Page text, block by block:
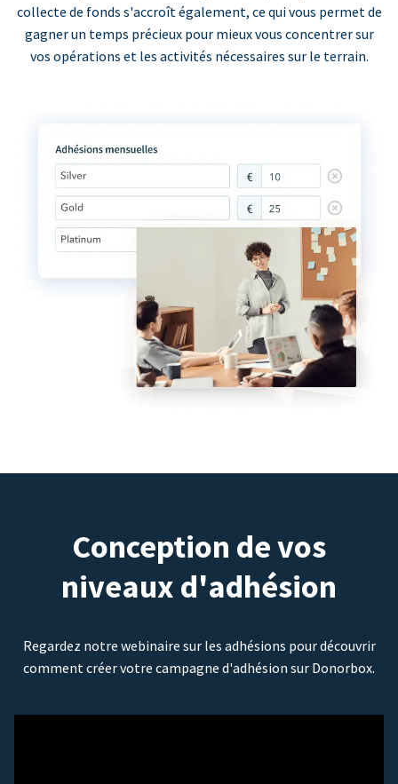
collecte de fonds s'accroît également, ce qui vous permet de
gagner un temps précieux pour mieux vous concentrer sur
vos opérations et les activités nécessaires sur le terrain.
Conception de vos
niveaux d'adhésion
Regardez notre webinaire sur les adhésions pour découvrir
comment créer votre campagne d'adhésion sur Donorbox.